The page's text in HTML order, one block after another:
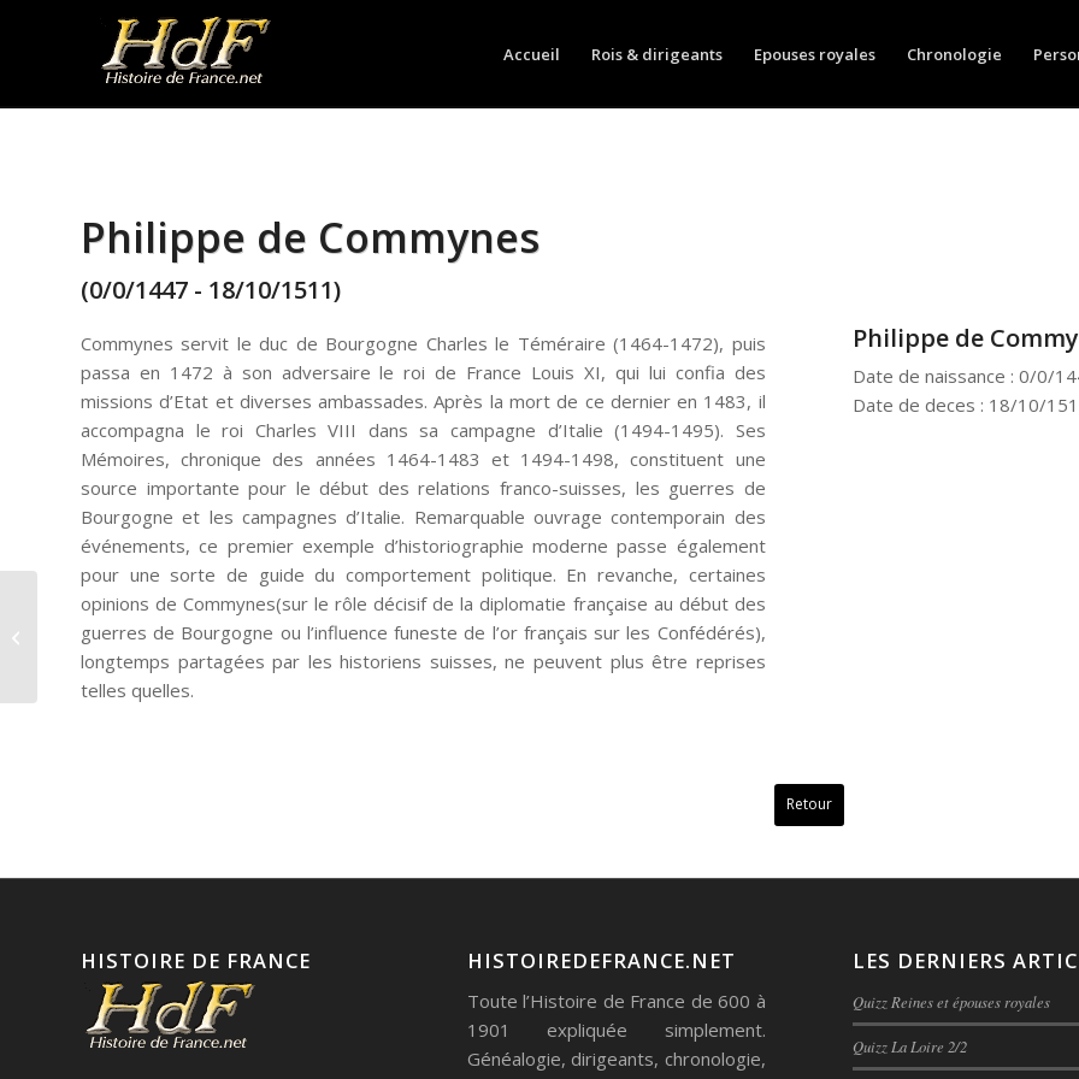
Accueil Rois & dirigeants Epouses royales Chronologie
Philippe de Commynes
(0/0/1447 - 18/10/1511)
Commynes servit le duc de Bourgogne Charles le Téméraire (1464-1472), puis
passa en 1472 à son adversaire le roi de France Louis XI, qui lui confia des
missions d’Etat et diverses ambassades. Après la mort de ce dernier en 1483, il
accompagna le roi Charles VIII dans sa campagne d’Italie (1494-1495). Ses
Mémoires, chronique des années 1464-1483 et 1494-1498, constituent une
source importante pour le début des relations franco-suisses, les guerres de
Bourgogne et les campagnes d’Italie. Remarquable ouvrage contemporain des
événements, ce premier exemple d’historiographie moderne passe également
pour une sorte de guide du comportement politique. En revanche, certaines
opinions de Commynes(sur le rôle décisif de la diplomatie française au début des
guerres de Bourgogne ou l’influence funeste de l’or français sur les Confédérés),
longtemps partagées par les historiens suisses, ne peuvent plus être reprises
telles quelles.
Philippe de
Date de naissance : 0/0/
Date de deces : 18/10/
Retour
HISTOIRE DE FRANCE HISTOIREDEFRANCE.NET
Toute l’Histoire de France de 600 à
1901 expliquée simplement.
Généalogie, dirigeants, chronologie,
LES DERNIERS
Quizz Reines et épouses royales
Quizz La Loire 2/2
Jacques Cuer dit Jacques Coeur